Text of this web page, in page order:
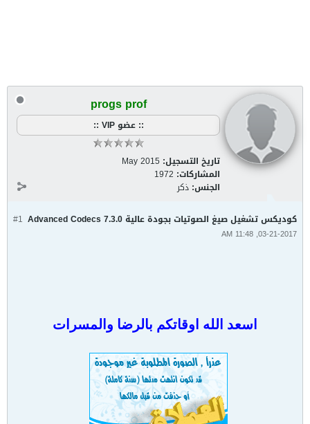
progs prof
:: عضو VIP ::
تاريخ التسجيل: May 2015
المشاركات: 1972
الجنس: ذكر
#1 كوديكس تشغيل صيغ الصوتيات بجودة عالية Advanced Codecs 7.3.0
03-21-2017, 11:48 AM
اسعد الله اوقاتكم بالرضا والمسرات